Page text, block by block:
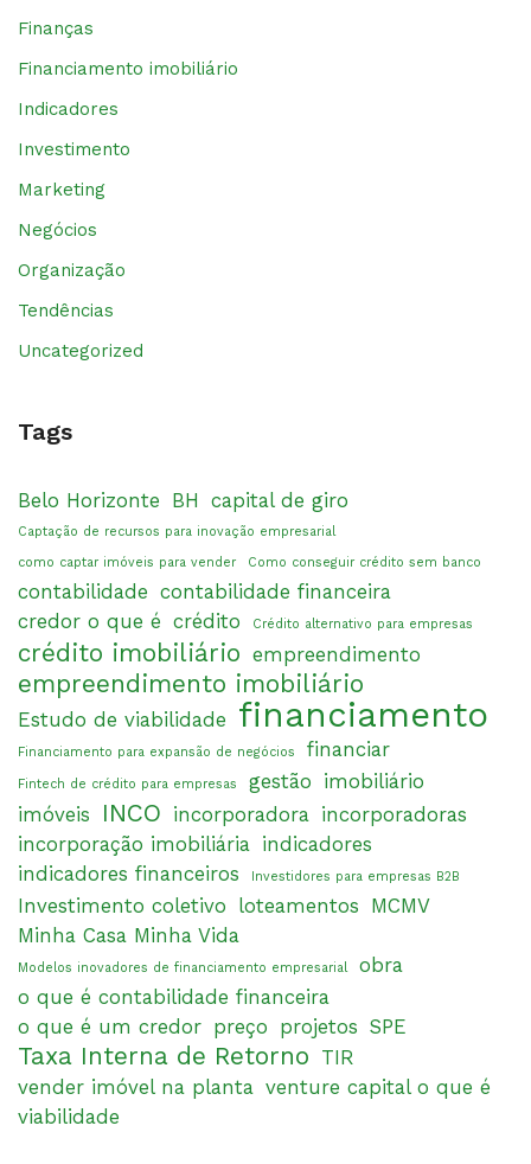
Finanças
Financiamento imobiliário
Indicadores
Investimento
Marketing
Negócios
Organização
Tendências
Uncategorized
Tags
Belo Horizonte BH capital de giro
Captação de recursos para inovação empresarial
como captar imóveis para vender
Como conseguir crédito sem banco
contabilidade contabilidade financeira
credor o que é crédito Crédito alternativo para empresas
crédito imobiliário empreendimento
empreendimento imobiliário
Estudo de viabilidade financiamento
Financiamento para expansão de negócios financiar
Fintech de crédito para empresas gestão imobiliário
imóveis
INCO incorporadora incorporadoras
incorporação imobiliária indicadores
indicadores financeiros
Investidores para empresas B2B
Investimento coletivo loteamentos MCMV
Minha Casa Minha Vida
Modelos inovadores de financiamento empresarial
obra
o que é contabilidade financeira
o que é um credor preço projetos SPE
Taxa Interna de Retorno TIR
vender imóvel na planta venture capital o que é
viabilidade